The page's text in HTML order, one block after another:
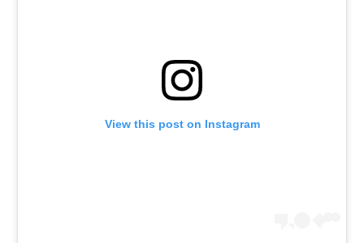
View this post on Instagram